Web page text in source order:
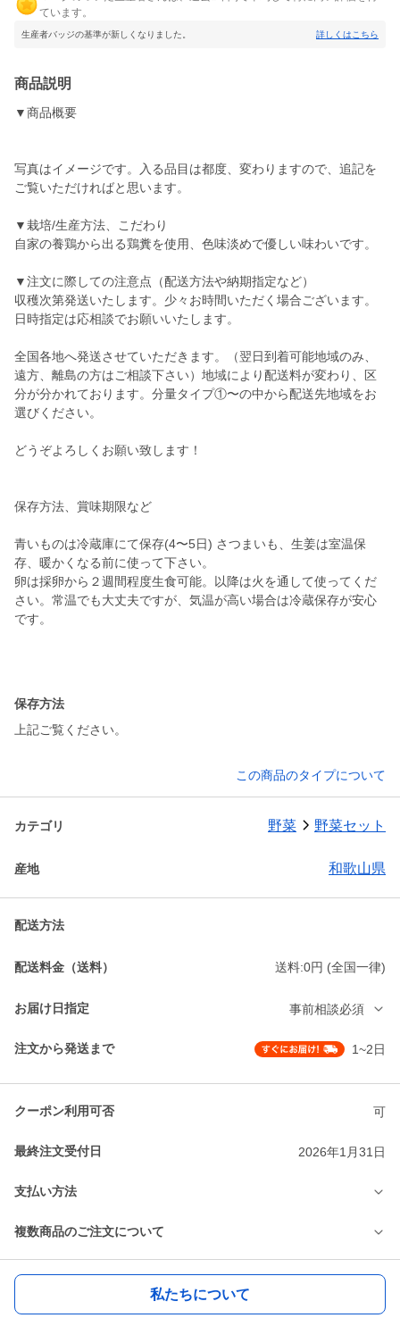
ています。
生産者バッジの基準が新しくなりました。 詳しくはこちら
商品説明
▼商品概要
写真はイメージです。入る品目は都度、変わりますので、追記を
ご覧いただければと思います。
▼栽培/生産方法、こだわり
自家の養鶏から出る鶏糞を使用、色味淡めで優しい味わいです。
▼注文に際しての注意点（配送方法や納期指定など）
収穫次第発送いたします。少々お時間いただく場合ございます。
日時指定は応相談でお願いいたします。
全国各地へ発送させていただきます。（翌日到着可能地域のみ、
遠方、離島の方はご相談下さい）地域により配送料が変わり、区
分が分かれております。分量タイプ①〜の中から配送先地域をお
選びください。
どうぞよろしくお願い致します！
保存方法、賞味期限など
青いものは冷蔵庫にて保存(4〜5日) さつまいも、生姜は室温保
存、暖かくなる前に使って下さい。
卵は採卵から２週間程度生食可能。以降は火を通して使ってくだ
さい。常温でも大丈夫ですが、気温が高い場合は冷蔵保存が安心
です。
保存方法
上記ご覧ください。
この商品のタイプについて
カテゴリ 野菜 野菜セット
産地 和歌山県
配送方法
配送料金（送料） 送料:0円 (全国一律)
お届け日指定 事前相談必須
注文から発送まで 1~2日
クーポン利用可否 可
最終注文受付日 2026年1月31日
支払い方法
複数商品のご注文について
私たちについて